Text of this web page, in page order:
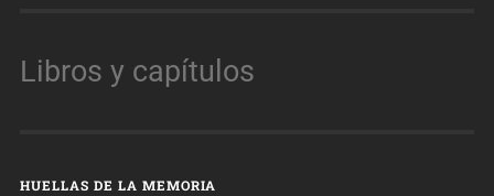
Libros y capítulos
HUELLAS DE LA MEMORIA